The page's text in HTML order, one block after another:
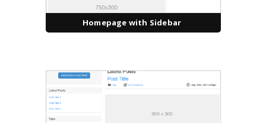
Homepage with Sidebar